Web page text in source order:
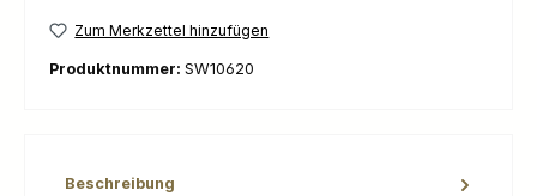
Zum Merkzettel hinzufügen
Produktnummer: SW10620
Beschreibung